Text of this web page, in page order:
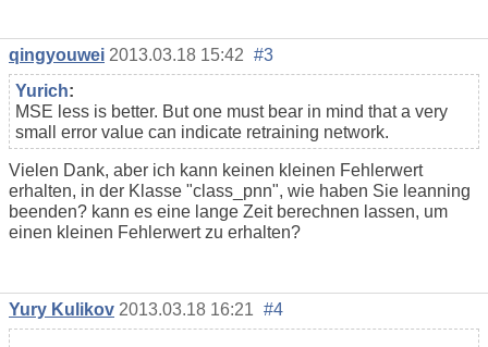
qingyouwei 2013.03.18 15:42 #3
Yurich:
MSE less is better. But one must bear in mind that a very
small error value can indicate retraining network.
Vielen Dank, aber ich kann keinen kleinen Fehlerwert
erhalten, in der Klasse "class_pnn", wie haben Sie leanning
beenden? kann es eine lange Zeit berechnen lassen, um
einen kleinen Fehlerwert zu erhalten?
Yury Kulikov 2013.03.18 16:21 #4